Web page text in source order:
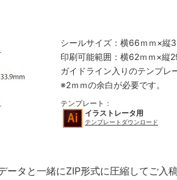
シールサイズ：横66ｍｍ×縦
印刷可能範囲：横62ｍｍ×縦
ガイドライン入りのテンプレ
※2ｍｍの余白が必要です。
テンプレート：
イラストレータ用
テンプレートダウンロード
タと一緒にZIP形式に圧縮してご入